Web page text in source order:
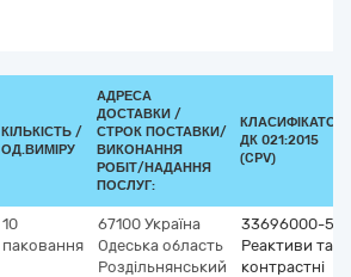
КІЛЬКІСТЬ /
ОД.ВИМІРУ
АДРЕСА
ДОСТАВКИ /
СТРОК ПОСТАВКИ/
ВИКОНАННЯ
РОБІТ/НАДАННЯ
ПОСЛУГ:
КЛАСИФІКАТОР
ДК 021:2015
(CPV)
10
паковання
67100 Україна
Одеська область
Роздільнянський
33696000-5
Реактиви та
контрастні